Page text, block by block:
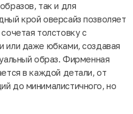
так и для
крой оверсайз позволяет
толстовку с
или даже юбками, создавая
образ. Фирменная
в каждой детали, от
до минималистичного, но